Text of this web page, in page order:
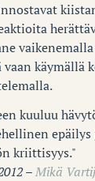
vaan käymällä
kuuluu
kriittisyys."
–Mikä